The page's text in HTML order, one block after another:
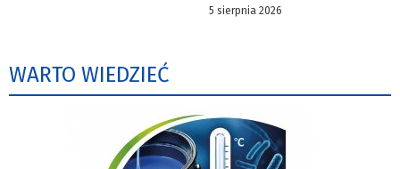
5 sierpnia 2026
WARTO WIEDZIEĆ